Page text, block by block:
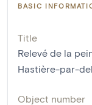
BASIC
Title
Relevé de la
Hastière-par-
Object number